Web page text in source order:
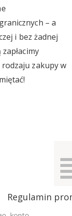
– a
i bez żadnej
zakupy w
Regulamin